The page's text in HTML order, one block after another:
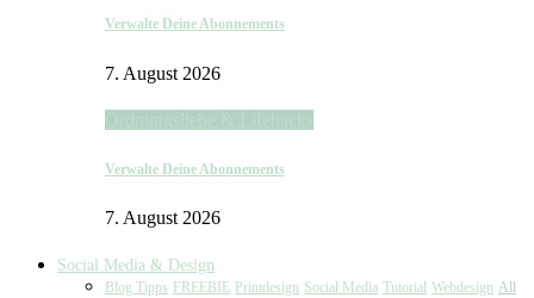
Verwalte Deine Abonnements
7. August 2026
Verwalte Deine Abonnements
7. August 2026
Social Media & Design
Blog Tipps FREEBIE Printdesign Social Media Tutorial Webdesign All